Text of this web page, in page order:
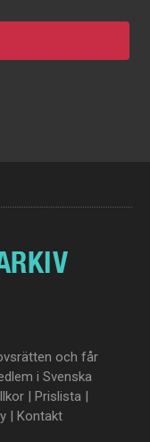
och får
i Svenska
| Prislista |
| Kontakt